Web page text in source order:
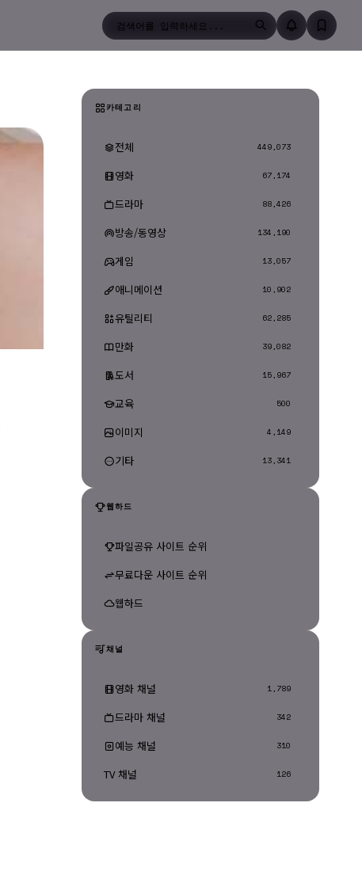
검색
카테고리
전체 449,073
영화 67,174
드라마 88,426
방송/동영상 134,190
게임 13,057
애니메이션 10,902
유틸리티 62,285
만화 39,082
도서 15,967
교육 500
이미지 4,149
기타 13,341
웹하드
파일공유 사이트 순위
무료다운 사이트 순위
웹하드
채널
영화 채널 1,789
드라마 채널 342
예능 채널 310
TV 채널 126